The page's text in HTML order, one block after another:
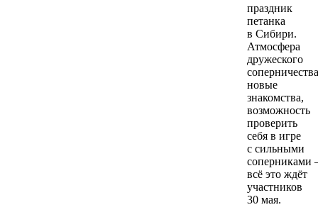
праздник
петанка
в Сибири.
Атмосфера
дружеского
новые
знакомства,
возможность
проверить
себя в игре
с сильными
всё это ждёт
участников
30 мая.